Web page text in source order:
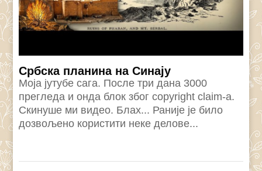
Србска планина на Синају
Моја јутубе сага. После три дана 3000
прегледа и онда блок због copyright claim-а.
Скинуше ми видео. Блах... Раније је било
дозвољено користити неке делове...